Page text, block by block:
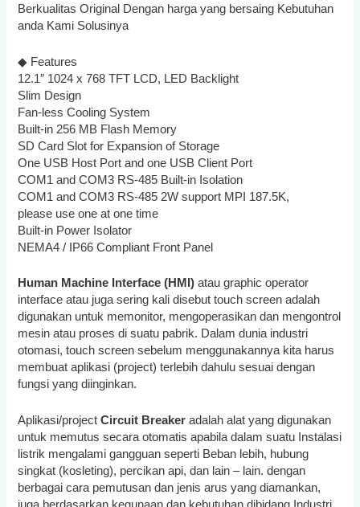
Berkualitas Original Dengan harga yang bersaing Kebutuhan
anda Kami Solusinya
◆ Features
12.1″ 1024 x 768 TFT LCD, LED Backlight
Slim Design
Fan-less Cooling System
Built-in 256 MB Flash Memory
SD Card Slot for Expansion of Storage
One USB Host Port and one USB Client Port
COM1 and COM3 RS-485 Built-in Isolation
COM1 and COM3 RS-485 2W support MPI 187.5K,
please use one at one time
Built-in Power Isolator
NEMA4 / IP66 Compliant Front Panel
Human Machine Interface (HMI) atau graphic operator
interface atau juga sering kali disebut touch screen adalah
digunakan untuk memonitor, mengoperasikan dan mengontrol
mesin atau proses di suatu pabrik. Dalam dunia industri
otomasi, touch screen sebelum menggunakannya kita harus
membuat aplikasi (project) terlebih dahulu sesuai dengan
fungsi yang diinginkan.
Aplikasi/projectCircuit Breaker adalah alat yang digunakan
untuk memutus secara otomatis apabila dalam suatu Instalasi
listrik mengalami gangguan seperti Beban lebih, hubung
singkat (kosleting), percikan api, dan lain – lain. dengan
berbagai cara pemutusan dan jenis arus yang diamankan,
juga berdasarkan kegunaan dan kebutuhan dibidang Industri